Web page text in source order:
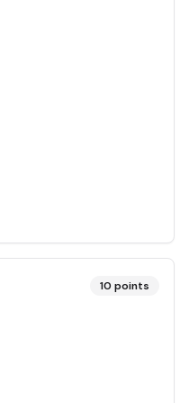
10 points